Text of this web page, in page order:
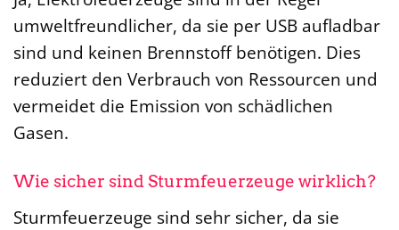
umweltfreundlicher, da sie per USB aufladbar
sind und keinen Brennstoff benötigen. Dies
reduziert den Verbrauch von Ressourcen und
vermeidet die Emission von schädlichen
Gasen.
Wie sicher sind Sturmfeuerzeuge wirklich?
Sturmfeuerzeuge sind sehr sicher, da sie